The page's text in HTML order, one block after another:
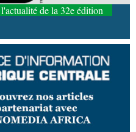
de la 32e édition